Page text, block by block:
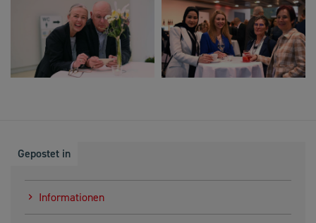
Gepostet in
Informationen